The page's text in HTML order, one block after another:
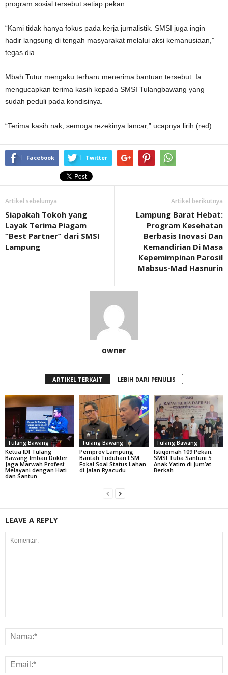
program sosial tersebut setiap pekan.
“Kami tidak hanya fokus pada kerja jurnalistik. SMSI juga ingin
hadir langsung di tengah masyarakat melalui aksi kemanusiaan,”
tegas dia.
Mbah Tutur mengaku terharu menerima bantuan tersebut. Ia
mengucapkan terima kasih kepada SMSI Tulangbawang yang
sudah peduli pada kondisinya.
“Terima kasih nak, semoga rezekinya lancar,” ucapnya lirih.(red)
Facebook Twitter
Artikel sebelumya
Siapakah Tokoh yang
Layak Terima Piagam
“Best Partner” dari SMSI
Lampung
Artikel berikutnya
Lampung Barat Hebat:
Program Kesehatan
Berbasis Inovasi Dan
Kemandirian Di Masa
Kepemimpinan Parosil
Mabsus-Mad Hasnurin
owner
ARTIKEL TERKAIT LEBIH DARI PENULIS
Tulang Bawang
Ketua IDI Tulang
Bawang Imbau Dokter
Jaga Marwah Profesi:
Melayani dengan Hati
dan Santun
Tulang Bawang
Pemprov Lampung
Bantah Tuduhan LSM
Fokal Soal Status Lahan
di Jalan Ryacudu
Tulang Bawang
Istiqomah 109 Pekan,
SMSI Tuba Santuni 5
Anak Yatim di Jum’at
Berkah
LEAVE A REPLY